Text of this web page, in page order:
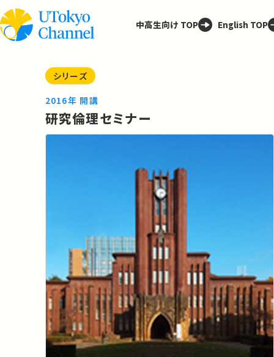
中高生向け TOP English TOP
シリーズ
2016年 開講
研究倫理セミナー